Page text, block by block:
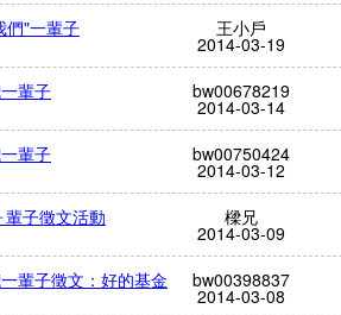
們"一輩子
王小戶
2014-03-19
輩子
bw00678219
2014-03-14
輩子
bw00750424
2014-03-12
子徵文活動
樑兄
2014-03-09
輩子徵文：好的基金
bw00398837
2014-03-08